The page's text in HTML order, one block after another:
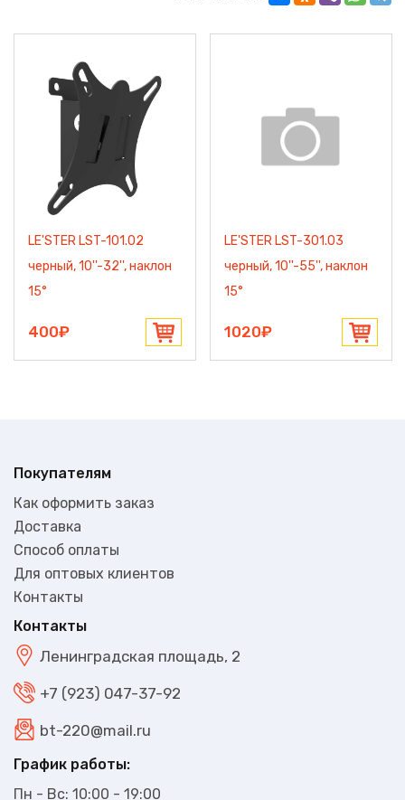
LE'STER LST-101.02
черный, 10''-32'', наклон
15°
400₽
LE'STER LST-301.03
черный, 10''-55'', наклон
15°
1020₽
Покупателям
Как оформить заказ
Доставка
Способ оплаты
Для оптовых клиентов
Контакты
Контакты
Ленинградская площадь, 2
+7 (923) 047-37-92
bt-220@mail.ru
График работы:
Пн - Вс: 10:00 - 19:00